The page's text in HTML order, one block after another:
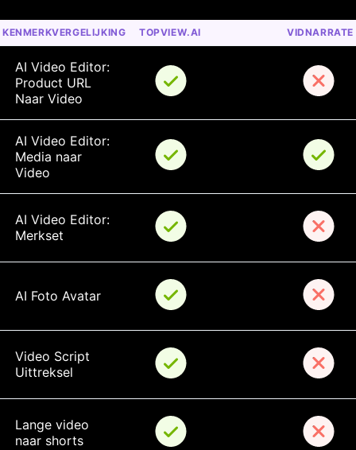
KENMERKVERGELIJKING TOPVIEW.AI VIDNARRATE
AI Video Editor:
Product URL
Naar Video
AI Video Editor:
Media naar
Video
AI Video Editor:
Merkset
AI Foto Avatar
Video Script
Uittreksel
Lange video
naar shorts